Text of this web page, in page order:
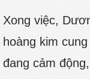
Xong việc,
hoàng kim
đang cảm